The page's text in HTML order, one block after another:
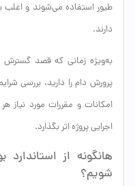
طیور استفاده می‌شوند و اغلب
دارند.
به‌ویژه زمانی که قصد گسترش
پرورش دام را دارید، بررسی
امکانات و مقررات مورد نیاز
اجرایی پروژه اثر بگذارد.
هانگونه از
شویم؟